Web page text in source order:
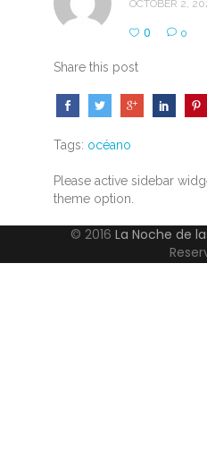
OCTOBER 2,
0 0
Share this post
Tags: océano
Please active sidebar
theme option.
© 2016La Noche de